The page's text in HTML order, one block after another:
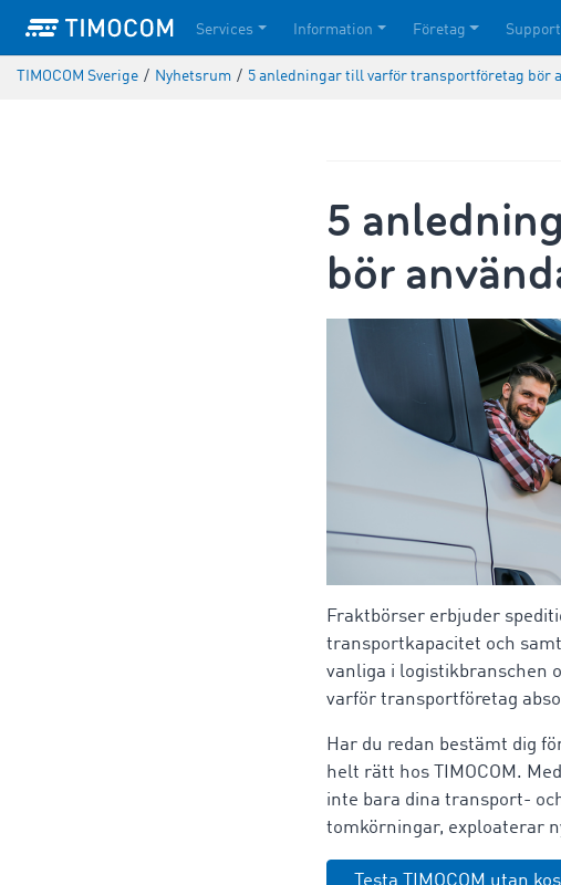
Services Information Företag Support
TIMOCOM Sverige / Nyhetsrum / 5 anledningar till varför transportföretag bör
5
bör
Fraktbörser erbjuder
transportkapacitet och
vanliga i logistikbranschen
varför transportföretag
Har du redan bestämt dig
helt rätt hos TIMOCOM.
inte bara dina transport-
tomkörningar, exploaterar
Testa TIMOCOM utan